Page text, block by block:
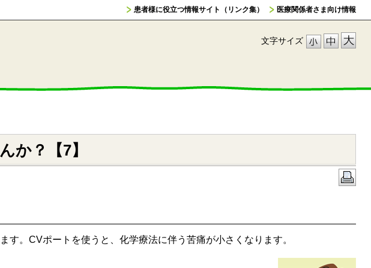
患者様に役立つ情報サイト（リンク集） 医療関係者さま向け情報
文字サイズ
か？【7】
す。CVポートを使うと、化学療法に伴う苦痛が小さくなります。